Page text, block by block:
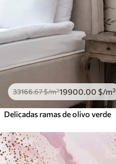
33166.67$/m²19900.00 $/m²
Delicadas ramas de olivo verde